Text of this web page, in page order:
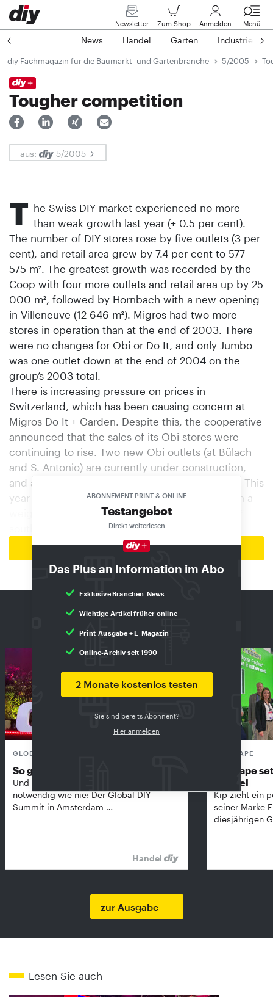
Newsletter Zum Shop Anmelden Menü
News Handel Garten Industrie
diy Fachmagazin für die Baumarkt- und Gartenbranche 5/2005
Tougher competition
aus: 5/2005
Das Plus an Information im Abo
Exklusive Branchen-News
Wichtige Artikel früher online
Print-Ausgabe + E-Magazin
Online-Archiv seit 1990
ABONNEMENT PRINT & ONLINE
Testangebot
Direkt weiterlesen
2 Monate kostenlos testen
Sie sind bereits Abonnent?
Hier anmelden
T he Swiss DIY market experienced no more
than weak growth last year (+ 0.5 per cent).
The number of DIY stores rose by five outlets (3 per
cent), and retail area grew by 7.4 per cent to 577
575 m². The greatest growth was recorded by the
Coop with four more outlets and retail area up by 25
000 m², followed by Hornbach with a new opening
in Villeneuve (12 646 m²). Migros had two more
stores in operation than at the end of 2003. There
were no changes for Obi or Do It, and only Jumbo
was one outlet down at the end of 2004 on the
group’s 2003 total.
There is increasing pressure on prices in
Switzerland, which has been causing concern at
Migros Do It + Garden. Despite this, the cooperative
announced that the sales of its Obi stores were
continuing to rise. Two new Obi outlets (at Bülach
and S. Antonio) are currently under construction,
and a further six are definitely going to be built. This
year Bauhaus intends to open a first branch with a
weighted retail area of approximately 12 000 m²
Zur Startseite
Exklusiv für Abonnenten
GLOBAL DIY-SUMMIT
So groß wie nie
Und in unsicheren Zeiten vielleicht so
notwendig wie nie: Der Global DIY-
Summit in Amsterdam …
Handel
FROGTAPE
Frogtape
Handel
Kip zieht ein
seiner Marke
diesjährigen
zur Ausgabe
Lesen Sie auch